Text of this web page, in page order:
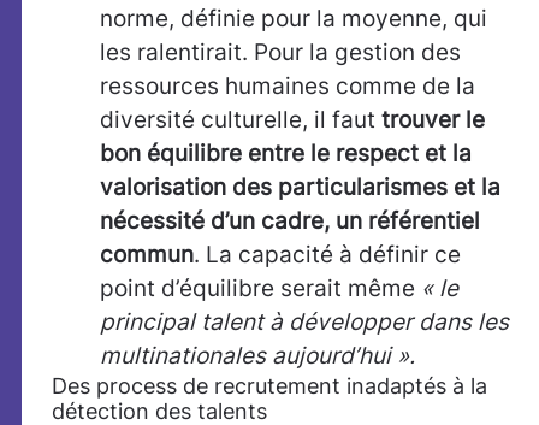
norme, définie pour la moyenne, qui
les ralentirait. Pour la gestion des
ressources humaines comme de la
diversité culturelle, il faut trouver le
bon équilibre entre le respect et la
valorisation des particularismes et la
nécessité d’un cadre, un référentiel
commun. La capacité à définir ce
point d’équilibre serait même « le
principal talent à développer dans les
multinationales aujourd’hui ».
Des process de recrutement inadaptés à la
détection des talents